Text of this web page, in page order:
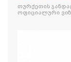
თურქეთის
ოფიციალური